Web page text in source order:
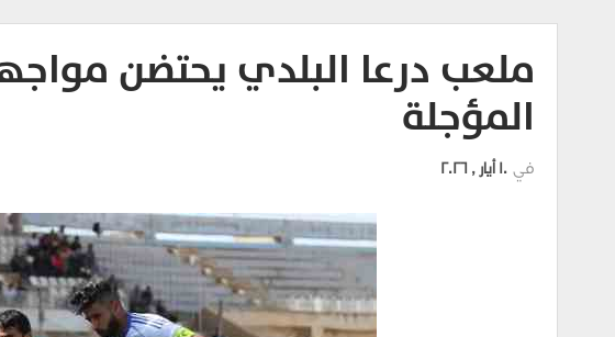
ملعب درعا البلدي يحتضن
المؤجلة
في 10 أيار , 2026